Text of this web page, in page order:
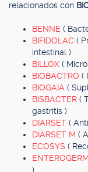
relacionados con
BENNE (
BIFIDOLAC (
intestinal )
BILLOX (
BIOBACTRO (
BIOGAIA (
BISBACTER (
gastritis )
DIARSET (
DIARSET M (
ECOSYS (
)